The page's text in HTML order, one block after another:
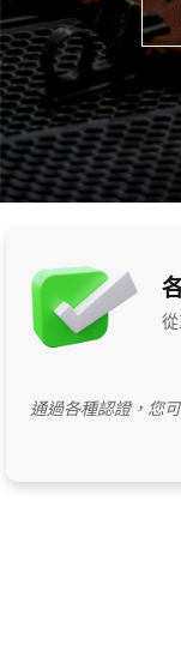
通過各種認證，您